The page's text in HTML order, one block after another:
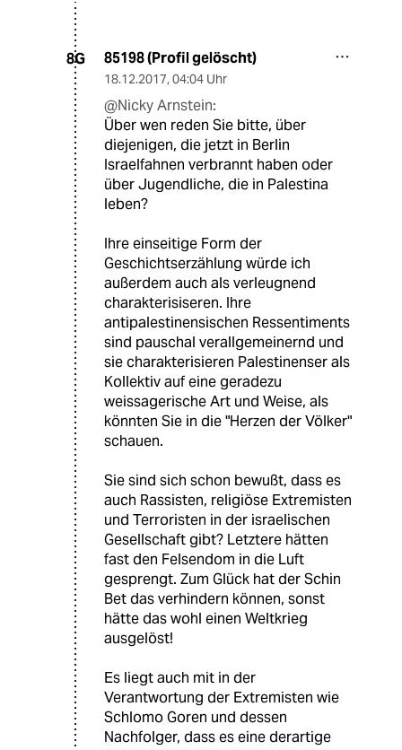
8G 85198 (Profil gelöscht)
18.12.2017, 04:04 Uhr
@Nicky Arnstein:
Über wen reden Sie bitte, über
diejenigen, die jetzt in Berlin
Israelfahnen verbrannt haben oder
über Jugendliche, die in Palestina
leben?
Ihre einseitige Form der
Geschichtserzählung würde ich
außerdem auch als verleugnend
charakterisiseren. Ihre
antipalestinensischen Ressentiments
sind pauschal verallgemeinernd und
sie charakterisieren Palestinenser als
Kollektiv auf eine geradezu
weissagerische Art und Weise, als
könnten Sie in die "Herzen der Völker"
schauen.
Sie sind sich schon bewußt, dass es
auch Rassisten, religiöse Extremisten
und Terroristen in der israelischen
Gesellschaft gibt? Letztere hätten
fast den Felsendom in die Luft
gesprengt. Zum Glück hat der Schin
Bet das verhindern können, sonst
hätte das wohl einen Weltkrieg
ausgelöst!
Es liegt auch mit in der
Verantwortung der Extremisten wie
Schlomo Goren und dessen
Nachfolger, dass es eine derartige